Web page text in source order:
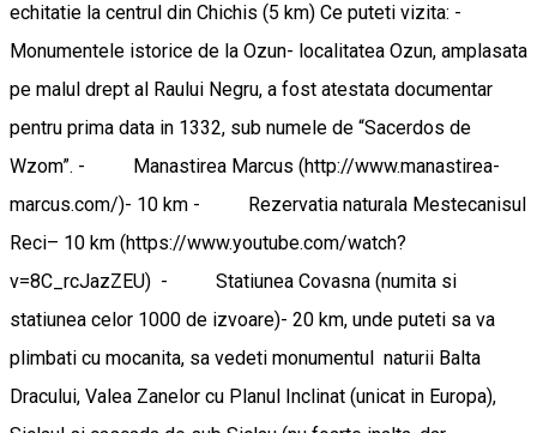
echitatie la centrul din Chichis (5 km) Ce puteti vizita: -
Monumentele istorice de la Ozun- localitatea Ozun, amplasata
pe malul drept al Raului Negru, a fost atestata documentar
pentru prima data in 1332, sub numele de “Sacerdos de
Wzom”. - Manastirea Marcus (http://www.manastirea-
marcus.com/)- 10 km - Rezervatia naturala Mestecanisul
Reci– 10 km (https://www.youtube.com/watch?
v=8C_rcJazZEU) - Statiunea Covasna (numita si
statiunea celor 1000 de izvoare)- 20 km, unde puteti sa va
plimbati cu mocanita, sa vedeti monumentul naturii Balta
Dracului, Valea Zanelor cu Planul Inclinat (unicat in Europa),